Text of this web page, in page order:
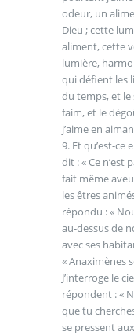
odeur, un
Dieu ; cette
aliment, cette
lumière,
qui défient les
du temps, et le
faim, et le
j’aime en
9. Et qu’est-ce
dit : « Ce n’est
fait même
les êtres
répondu : «
au-dessus de
avec ses
« Anaximènes
J’interroge le
répondent : «
que tu
se pressent